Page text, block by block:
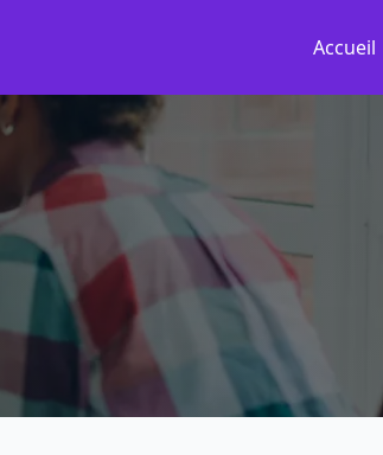
Accueil